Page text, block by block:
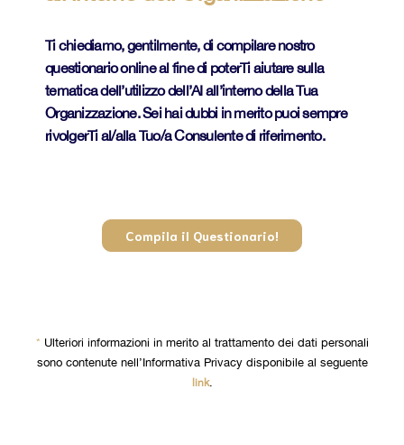
Ti chiediamo, gentilmente, di compilare nostro
questionario online al fine di poterTi aiutare sulla
tematica dell’utilizzo dell’AI all’interno della Tua
Organizzazione. Sei hai dubbi in merito puoi sempre
rivolgerTi al/alla Tuo/a Consulente di riferimento.
Compila il Questionario!
* Ulteriori informazioni in merito al trattamento dei dati personali
sono contenute nell’Informativa Privacy disponibile al seguente
link.